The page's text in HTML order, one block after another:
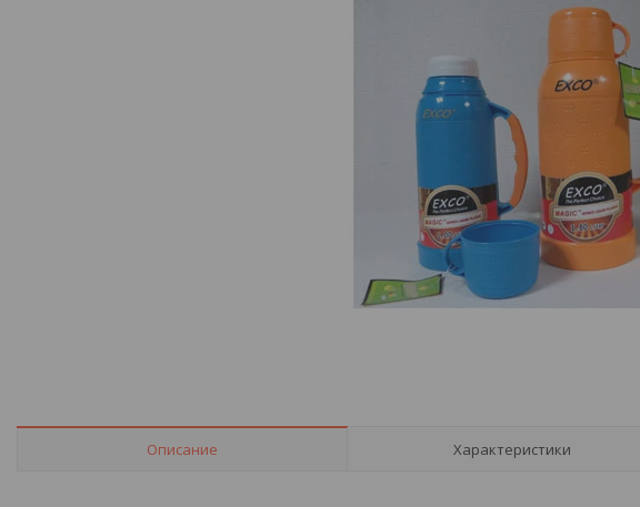
Описание Характеристики